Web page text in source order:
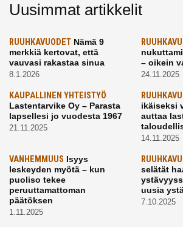
Uusimmat artikkelit
RUUHKAVUODET Nämä 9
merkkiä kertovat, että
vauvasi rakastaa sinua
8.1.2026
– oikein
24.11.2025
KAUPALLINEN YHTEISTYÖ
Lastentarvike Oy – Parasta
lapsellesi jo vuodesta 1967
21.11.2025
ikäiseksi
auttaa
14.11.2025
VANHEMMUUS Isyys
leskeyden myötä – kun
puoliso tekee
peruuttamattoman
päätöksen
1.11.2025
selätät
uusia
7.10.2025